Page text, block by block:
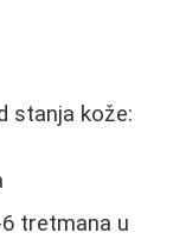
stanja kože:
tretmana u